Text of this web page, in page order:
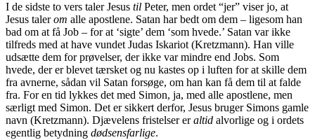
I de sidste to vers taler Jesus til Peter, men ordet “jer” viser jo, at
Jesus talerom alle apostlene. Satan har bedt om dem – ligesom han
bad om at få Job – for at ‘sigte’ dem ‘som hvede.’ Satan var ikke
tilfreds med at have vundet Judas Iskariot (Kretzmann). Han ville
udsætte dem for prøvelser, der ikke var mindre end Jobs. Som
hvede, der er blevet tærsket og nu kastes op i luften for at skille dem
fra avnerne, sådan vil Satan forsøge, om han kan få dem til at falde
fra. For en tid lykkes det med Simon, ja, med alle apostlene, men
særligt med Simon. Det er sikkert derfor, Jesus bruger Simons gamle
navn (Kretzmann). Djævelens fristelser eraltid alvorlige og i ordets
egentlig betydning dødsensfarlige.